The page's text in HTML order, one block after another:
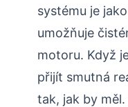
systému je
umožňuje
motoru. Když
přijít smutná
tak, jak by